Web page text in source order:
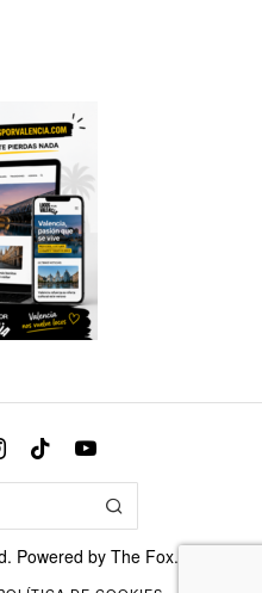
Powered by The Fox.